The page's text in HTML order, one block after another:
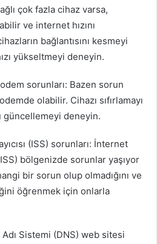
çok fazla cihaz varsa,
ve internet hızını
bağlantısını kesmeyi
yükseltmeyi deneyin.
sorunları: Bazen sorun
olabilir. Cihazı sıfırlamayı
güncellemeyi deneyin.
(ISS) sorunları: İnternet
bölgenizde sorunlar yaşıyor
bir sorun olup olmadığını ve
öğrenmek için onlarla
Sistemi (DNS) web sitesi